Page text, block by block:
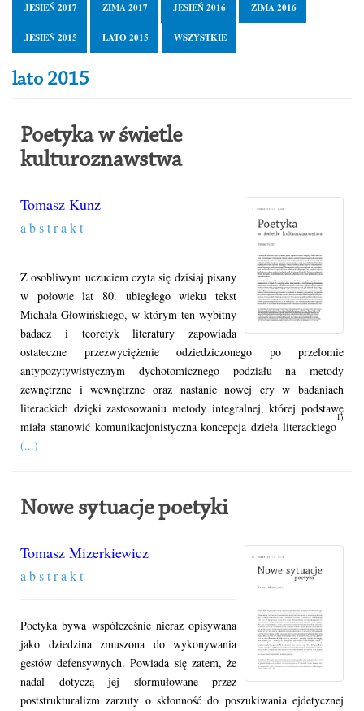
JESIEŃ 2017 ZIMA 2017 JESIEŃ 2016 ZIMA 2016
JESIEŃ 2015 LATO 2015 WSZYSTKIE
lato 2015
Poetyka w świetle
kulturoznawstwa
Tomasz Kunz
a b s t r a k t
Z osobliwym uczuciem czyta się dzisiaj pisany
w połowie lat 80. ubiegłego wieku tekst
Michała Głowińskiego, w którym ten wybitny
badacz i teoretyk literatury zapowiada
ostateczne przezwyciężenie odziedziczonego po przełomie
antypozytywistycznym dychotomicznego podziału na metody
zewnętrzne i wewnętrzne oraz nastanie nowej ery w badaniach
literackich dzięki zastosowaniu metody integralnej, której podstawę
miała stanowić komunikacjonistyczna koncepcja dzieła literackiego
1)
(...)
Nowe sytuacje poetyki
Tomasz Mizerkiewicz
a b s t r a k t
Poetyka bywa współcześnie nieraz opisywana
jako dziedzina zmuszona do wykonywania
gestów defensywnych. Powiada się zatem, że
nadal dotyczą jej sformułowane przez
poststrukturalizm zarzuty o skłonność do poszukiwania ejdetycznej